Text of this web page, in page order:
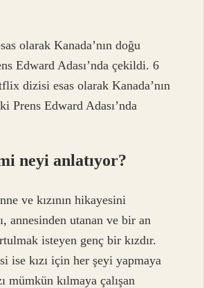
olarak Kanada’nın doğu
Edward Adası’nda çekildi. 6
dizisi esas olarak Kanada’nın
Prens Edward Adası’nda
neyi anlatıyor?
ve kızının hikayesini
annesinden utanan ve bir an
isteyen genç bir kızdır.
ise kızı için her şeyi yapmaya
mümkün kılmaya çalışan